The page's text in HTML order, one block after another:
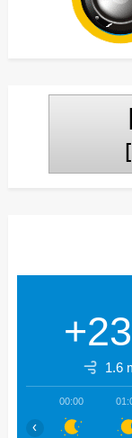
1.6
00:00
‹